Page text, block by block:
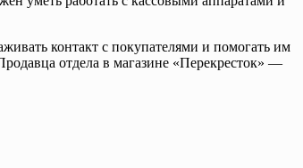
контакт с покупателями и помогать им
отдела в магазине «Перекресток» —